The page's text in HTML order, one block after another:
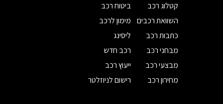
קטלוג רכב
השוואת רכבים
כתבות רכב
מבחני רכב
מבצעי רכב
מחירון רכב
ביטוח רכב
מימון לרכב
ליסינג
רכב חדש
ייעוץ רכב
רישום לניוזלטר